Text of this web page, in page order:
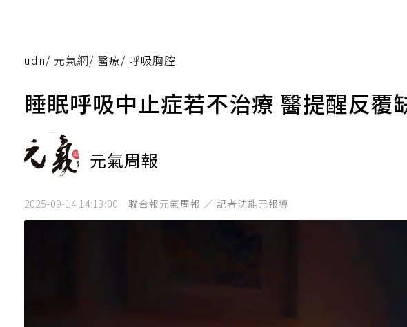
udn/ 元氣網/ 醫療/ 呼吸胸腔
睡眠呼吸中止症若不治療 醫提醒反
元氣周報
2025-09-14 14:13:00 聯合報元氣周報 ／ 記者沈能元報導